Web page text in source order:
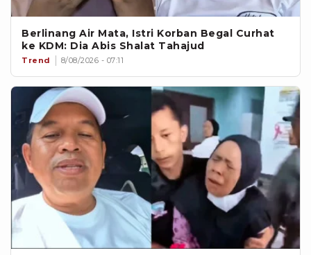
Berlinang Air Mata, Istri Korban Begal Curhat
ke KDM: Dia Abis Shalat Tahajud
Trend 8/08/2026 - 07:11